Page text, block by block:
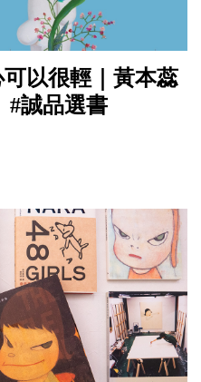
以很輕｜黃本蕊
#誠品選書